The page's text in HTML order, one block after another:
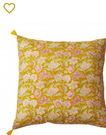
favorite_border